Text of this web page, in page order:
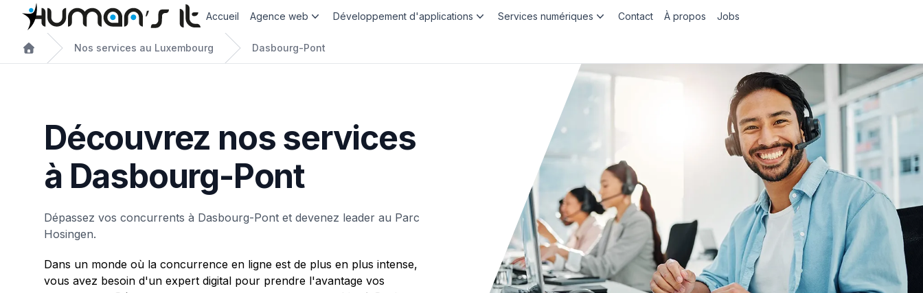
Accueil Agence web Développement d'applications Services numériques Contact À propos Jobs
Nos services au Luxembourg Dasbourg-Pont
Découvrez nos services
à Dasbourg-Pont
Dépassez vos concurrents à Dasbourg-Pont et devenez leader au Parc
Hosingen.
Dans un monde où la concurrence en ligne est de plus en plus intense,
vous avez besoin d'un expert digital pour prendre l'avantage vos